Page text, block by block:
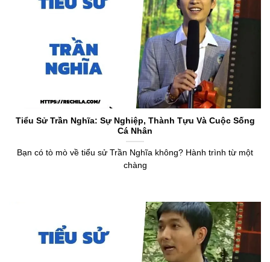
Tiểu Sử Trần Nghĩa: Sự Nghiệp, Thành Tựu Và Cuộc Sống
Cá Nhân
Bạn có tò mò về tiểu sử Trần Nghĩa không? Hành trình từ một
chàng